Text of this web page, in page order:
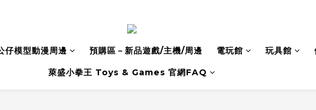
仔模型動漫周邊 預購區－新品遊戲/主機/周邊 電玩館 玩具館
萊盛小拳王 Toys & Games 官網FAQ